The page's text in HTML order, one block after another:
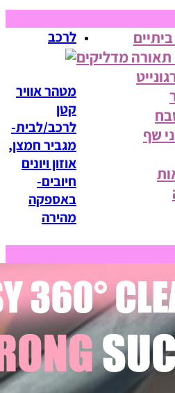
תאורה מדליקים
שף
לרכב
מטהר אוויר
קטן
לרכב/לבית-
מגביר חמצן,
אוזון ויונים
חיובים-
באספקה
מהירה